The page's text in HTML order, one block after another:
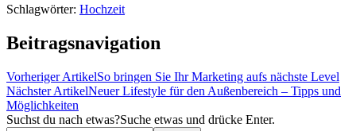
Schlagwörter: Hochzeit
Beitragsnavigation
Vorheriger ArtikelSo bringen Sie Ihr Marketing aufs nächste Level
Nächster ArtikelNeuer Lifestyle für den Außenbereich – Tipps und
Möglichkeiten
Suchst du nach etwas?Suche etwas und drücke Enter.